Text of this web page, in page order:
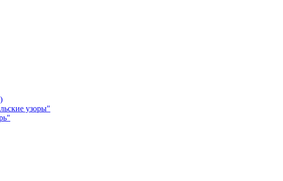
узоры"